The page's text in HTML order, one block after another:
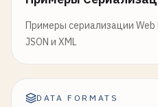
Примеры сериализации Web
JSON и XML
DATA FORMATS